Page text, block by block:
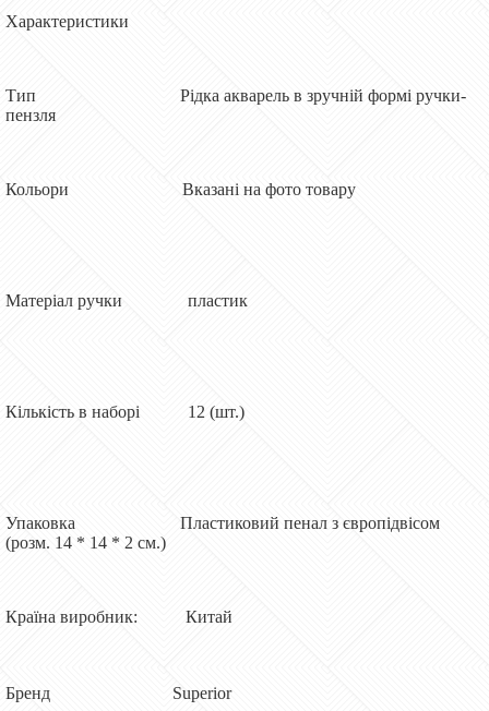
Характеристики
Тип Рідка акварель в зручній формі ручки-
пензля
Кольори Вказані на фото товару
Матеріал ручки пластик
Кількість в наборі 12 (шт.)
Упаковка Пластиковий пенал з європідвісом
(розм. 14 * 14 * 2 см.)
Країна виробник: Китай
Бренд Superior